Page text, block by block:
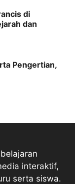
di
dan
Pengertian,
interaktif,
serta siswa.